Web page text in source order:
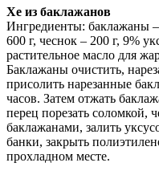
Хе из баклажанов
Ингредиенты: баклажаны –
600 г, чеснок – 200 г, 9%
растительное масло для
Баклажаны очистить,
присолить нарезанные
часов. Затем отжать
перец порезать соломкой,
баклажанами, залить
банки, закрыть
прохладном месте.